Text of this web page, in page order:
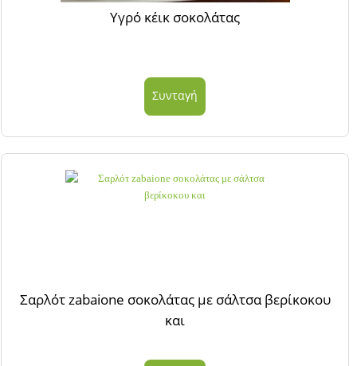
Υγρό κέικ σοκολάτας
Συνταγή
Σαρλότ zabaione σοκολάτας με σάλτσα βερίκοκου
και